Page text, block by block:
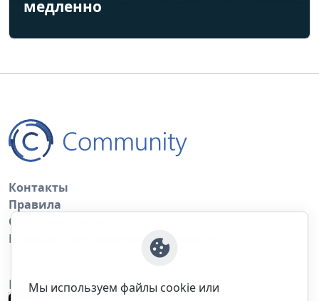
медленно
Контакты
Правила
Обратная связь
Правила копирования материалов
Приложение
Мы используем файлы cookie или